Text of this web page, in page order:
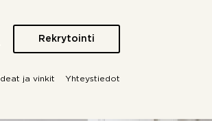
Rekrytointi
Ideat ja vinkit Yhteystiedot